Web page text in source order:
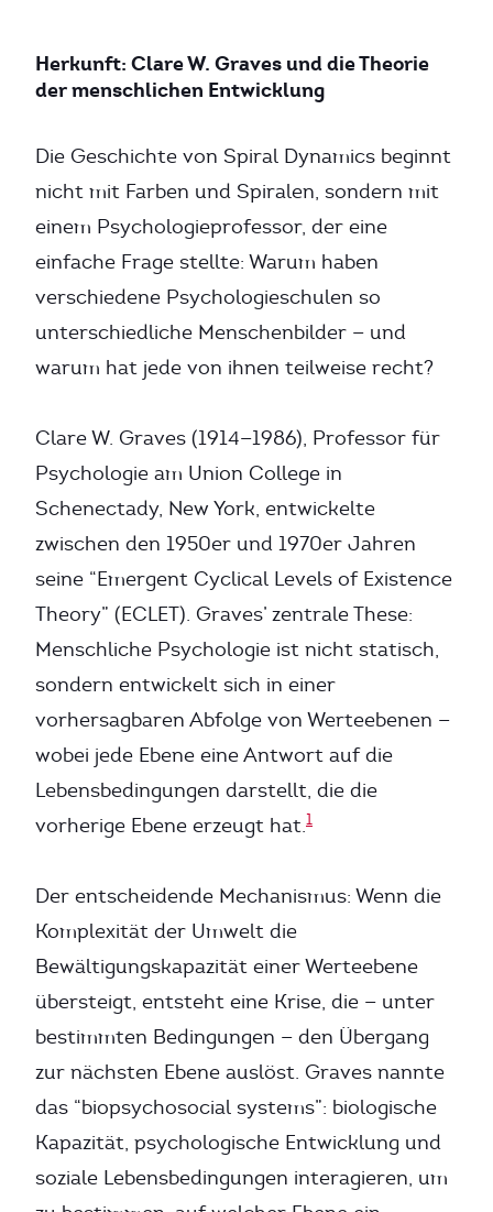
Herkunft: Clare W. Graves und die Theorie
der menschlichen Entwicklung
Die Geschichte von Spiral Dynamics beginnt
nicht mit Farben und Spiralen, sondern mit
einem Psychologieprofessor, der eine
einfache Frage stellte: Warum haben
verschiedene Psychologieschulen so
unterschiedliche Menschenbilder — und
warum hat jede von ihnen teilweise recht?
Clare W. Graves (1914—1986), Professor für
Psychologie am Union College in
Schenectady, New York, entwickelte
zwischen den 1950er und 1970er Jahren
seine “Emergent Cyclical Levels of Existence
Theory” (ECLET). Graves’ zentrale These:
Menschliche Psychologie ist nicht statisch,
sondern entwickelt sich in einer
vorhersagbaren Abfolge von Werteebenen —
wobei jede Ebene eine Antwort auf die
Lebensbedingungen darstellt, die die
vorherige Ebene erzeugt hat.1
Der entscheidende Mechanismus: Wenn die
Komplexität der Umwelt die
Bewältigungskapazität einer Werteebene
übersteigt, entsteht eine Krise, die — unter
bestimmten Bedingungen — den Übergang
zur nächsten Ebene auslöst. Graves nannte
das “biopsychosocial systems”: biologische
Kapazität, psychologische Entwicklung und
soziale Lebensbedingungen interagieren, um